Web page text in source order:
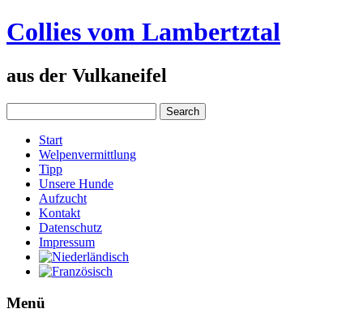
Collies vom Lambertztal
aus der Vulkaneifel
Start
Welpenvermittlung
Tipp
Unsere Hunde
Aufzucht
Kontakt
Datenschutz
Impressum
Menü